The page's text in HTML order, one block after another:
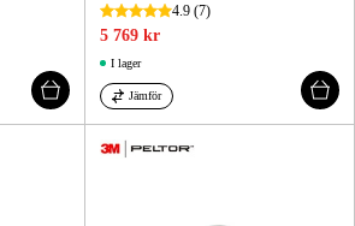
4.9 (7)
5 769 kr
I lager
Jämför